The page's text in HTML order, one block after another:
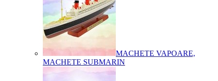
MACHETE VAPOARE,
MACHETE SUBMARIN